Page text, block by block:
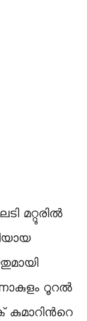
മറ്റൂരിൽ
റൂറൽ
കുമാറിന്‍റെ